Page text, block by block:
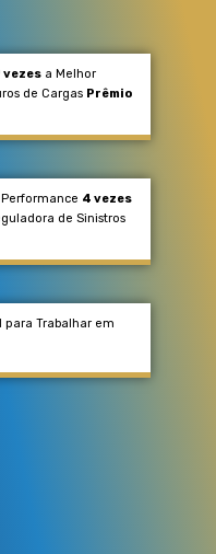
vezes a Melhor
de Cargas Prêmio
4 vezes
de Sinistros
para Trabalhar em